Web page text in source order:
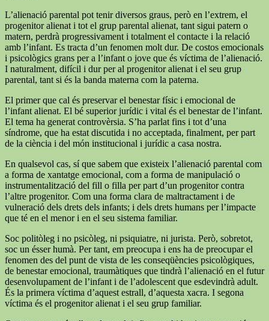
L’alienació parental pot tenir diversos graus, però en l’extrem, el
progenitor alienat i tot el grup parental alienat, tant sigui patern o
matern, perdrà progressivament i totalment el contacte i la relació
amb l’infant. Es tracta d’un fenomen molt dur. De costos emocionals
i psicològics grans per a l’infant o jove que és víctima de l’alienació.
I naturalment, difícil i dur per al progenitor alienat i el seu grup
parental, tant si és la banda materna com la paterna.
El primer que cal és preservar el benestar físic i emocional de
l’infant alienat. El bé superior jurídic i vital és el benestar de l’infant.
El tema ha generat controvèrsia. S’ha parlat fins i tot d’una
síndrome, que ha estat discutida i no acceptada, finalment, per part
de la ciència i del món institucional i jurídic a casa nostra.
En qualsevol cas, sí que sabem que existeix l’alienació parental com
a forma de xantatge emocional, com a forma de manipulació o
instrumentalització del fill o filla per part d’un progenitor contra
l’altre progenitor. Com una forma clara de maltractament i de
vulneració dels drets dels infants; i dels drets humans per l’impacte
que té en el menor i en el seu sistema familiar.
Soc politòleg i no psicòleg, ni psiquiatre, ni jurista. Però, sobretot,
soc un ésser humà. Per tant, em preocupa i ens ha de preocupar el
fenomen des del punt de vista de les conseqüències psicològiques,
de benestar emocional, traumàtiques que tindrà l’alienació en el futur
desenvolupament de l’infant i de l’adolescent que esdevindrà adult.
És la primera víctima d’aquest estrall, d’aquesta xacra. I segona
víctima és el progenitor alienat i el seu grup familiar.